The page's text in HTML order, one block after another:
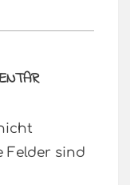
Felder sind